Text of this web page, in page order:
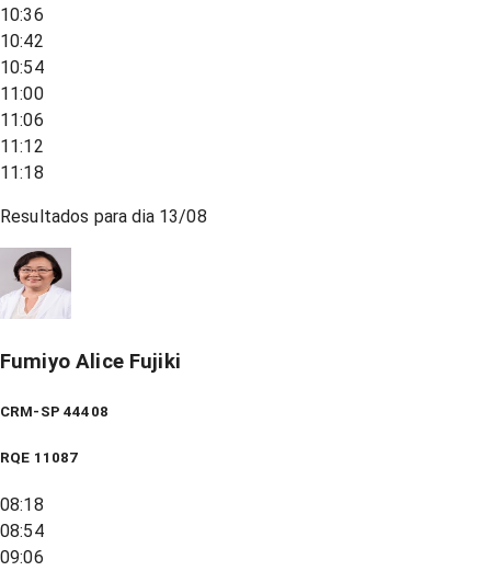
10:36
10:42
10:54
11:00
11:06
11:12
11:18
Resultados para dia 13/08
Fumiyo Alice Fujiki
CRM-SP 44408
RQE 11087
08:18
08:54
09:06